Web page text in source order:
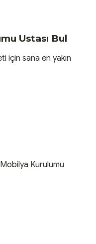
Ustası Bul
için sana en yakın
Kurulumu